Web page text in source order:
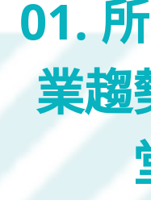
01.
業趨